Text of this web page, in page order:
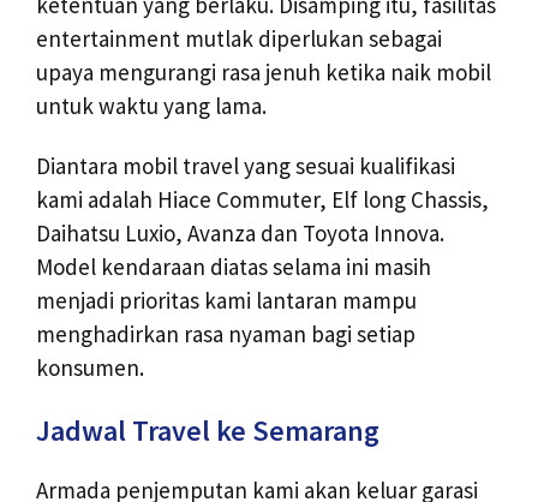
entertainment mutlak diperlukan sebagai
upaya mengurangi rasa jenuh ketika naik mobil
untuk waktu yang lama.
Diantara mobil travel yang sesuai kualifikasi
kami adalah Hiace Commuter, Elf long Chassis,
Daihatsu Luxio, Avanza dan Toyota Innova.
Model kendaraan diatas selama ini masih
menjadi prioritas kami lantaran mampu
menghadirkan rasa nyaman bagi setiap
konsumen.
Jadwal Travel ke Semarang
Armada penjemputan kami akan keluar garasi